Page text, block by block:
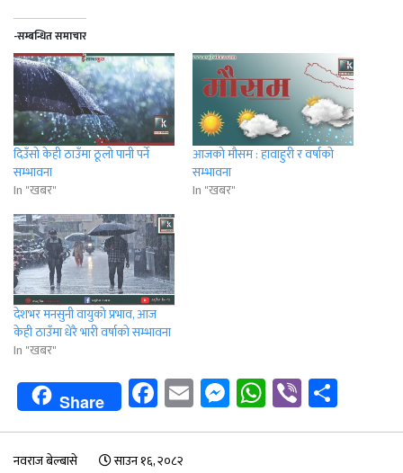
-सम्बन्धित समाचार
दिउँसो केही ठाउँमा ठूलो पानी पर्ने
सम्भावना
In "खबर"
आजको मौसम : हावाहुरी र वर्षाको
सम्भावना
In "खबर"
देशभर मनसुनी वायुको प्रभाव, आज
केही ठाउँमा धेरै भारी वर्षाको सम्भावना
In "खबर"
Share Facebook
EmailMessenger
WhatsApp
Viber
नवराज बेल्बासे साउन १६, २०८२